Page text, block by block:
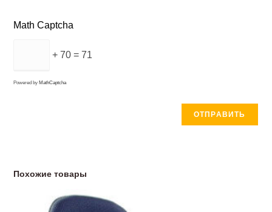
Math Captcha
+ 70 = 71
Powered by MathCaptcha
Похожие товары